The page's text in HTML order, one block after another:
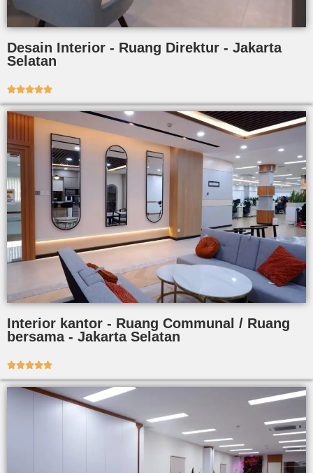
Desain Interior - Ruang Direktur - Jakarta
Selatan

Interior kantor - Ruang Communal / Ruang
bersama - Jakarta Selatan
